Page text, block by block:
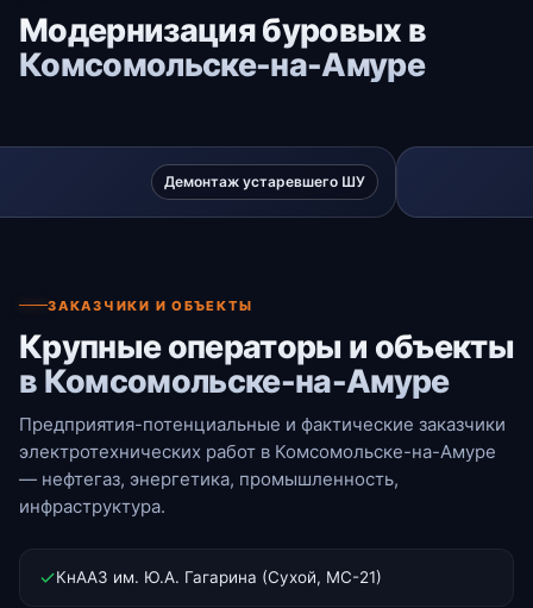
Модернизация буровых в
Комсомольске-на-Амуре
Демонтаж устаревшего ШУ
ЗАКАЗЧИКИ И ОБЪЕКТЫ
Крупные операторы и объекты
в Комсомольске-на-Амуре
Предприятия-потенциальные и фактические заказчики
электротехнических работ в Комсомольске-на-Амуре
— нефтегаз, энергетика, промышленность,
инфраструктура.
КнААЗ им. Ю.А. Гагарина (Сухой, МС-21)